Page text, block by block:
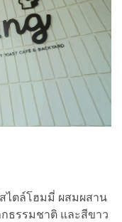
ไตล์โฮมมี่ ผสมผสาน
ธรรมชาติ และสีขาว